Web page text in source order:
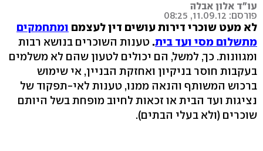
עו"ד אלון אבלה
פורסם: 11.09.12, 08:25
לא מעט שוכרי דירות עושים דין לעצמם ומתחמקים
מתשלום מסי ועד בית. טענות השוכרים בנושא רבות
ומגוונות. כך, למשל, הם יכולים לטעון שהם לא משלמים
בעקבות חוסר בניקיון ואחזקת הבניין, אי שימוש
ברכוש המשותף והנאה ממנו, טענות לאי-תפקוד של
נציגות ועד הבית או זכאות לחיוב מופחת בשל היותם
שוכרים (ולא בעלי הבתים).